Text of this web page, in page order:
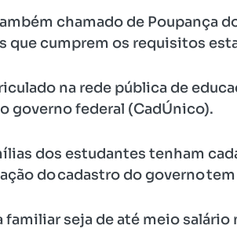
chamado de Poupança
que cumprem os requisitos
na rede pública de
governo federal (CadÚnico).
dos estudantes tenham
do cadastro do governo
familiar seja de até meio